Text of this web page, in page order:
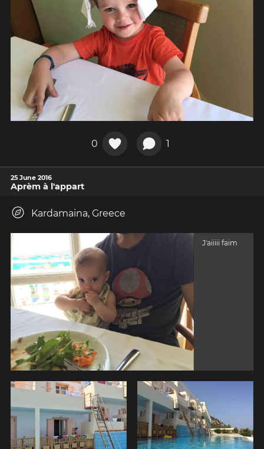
0 1
25 June 2016
Aprèm à l'appart
Kardamaina, Greece
J'aiiiii faim